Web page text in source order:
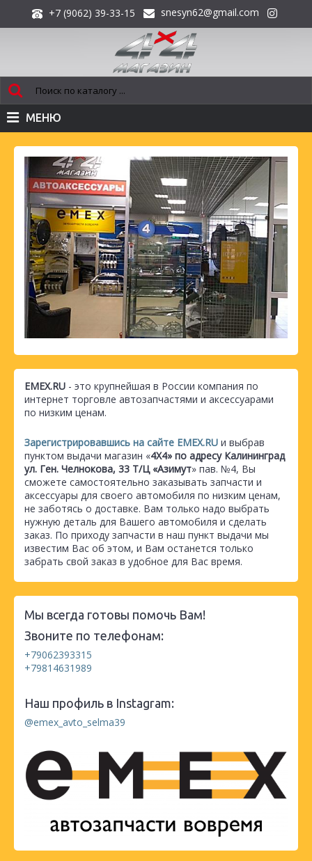
+7 (9062) 39-33-15 snesyn62@gmail.com
МЕНЮ
EMEX.RU - это крупнейшая в России компания по
интернет торговле автозапчастями и аксессуарами
по низким ценам.
Зарегистрировавшись на сайте EMEX.RU и выбрав
пунктом выдачи магазин «4Х4» по адресу Калининград
ул. Ген. Челнокова, 33 Т/Ц «Азимут» пав. №4, Вы
сможете самостоятельно заказывать запчасти и
аксессуары для своего автомобиля по низким ценам,
не заботясь о доставке. Вам только надо выбрать
нужную деталь для Вашего автомобиля и сделать
заказ. По приходу запчасти в наш пункт выдачи мы
известим Вас об этом, и Вам останется только
забрать свой заказ в удобное для Вас время.
Мы всегда готовы помочь Вам!
Звоните по телефонам:
+79062393315
+79814631989
Наш профиль в Instagram:
@emex_avto_selma39